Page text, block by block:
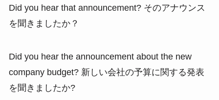
Did you hear that announcement? そのアナウンス
を聞きましたか？
Did you hear the announcement about the new
company budget? 新しい会社の予算に関する発表
を聞きましたか?